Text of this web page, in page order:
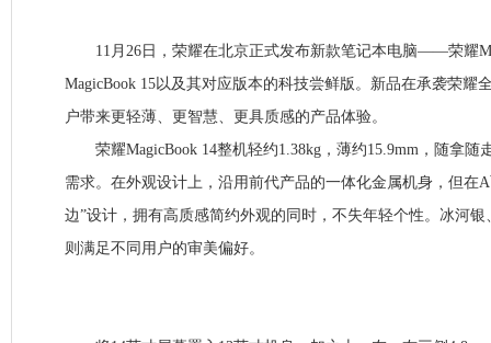
11月26日，荣耀在北京正式发布新款笔记本电脑——荣耀
MagicBook 15以及其对应版本的科技尝鲜版。新品在承袭荣耀
户带来更轻薄、更智慧、更具质感的产品体验。
荣耀MagicBook 14整机轻约1.38kg，薄约15.9mm，随拿随
需求。在外观设计上，沿用前代产品的一体化金属机身，但在
边”设计，拥有高质感简约外观的同时，不失年轻个性。冰河
则满足不同用户的审美偏好。